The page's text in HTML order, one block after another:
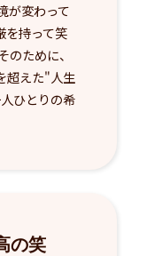
が変わって
を持って笑
ために、
超えた"人生
ひとりの希
の笑